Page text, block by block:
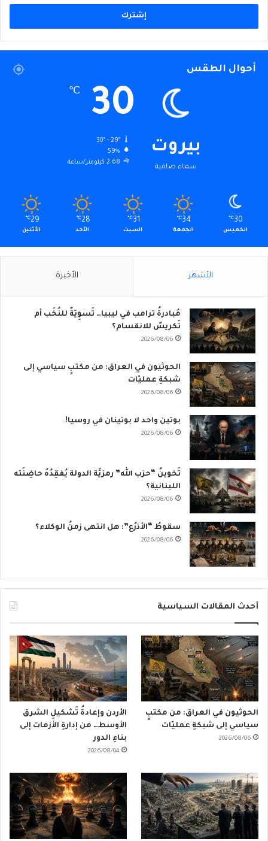
الإلكتروني
أحوال الطقس
بيروت
سماء صافية
30
℃
30º - 29º
59%
2.68 كيلومتر/ساعة
30
℃
الخميس
34
℃
الجمعة
31
℃
السبت
28
℃
الأحد
29
℃
الأثنين
الأشهر الأخيرة
مُبادرةُ ترامب في ليبيا… تَسوِيَةٌ للنُخَب أم
تَكريسٌ للانقسام؟
2026/08/06
الحوثيون في العراق: من مكتبٍ سياسي إلى
شبكةِ عمليّات
2026/08/06
بوتين واحد لا بوتينان في روسيا!
2026/08/06
تَخوينُ “حزب الله” رمزيَّة الدولة يُفقِدُهُ حاضِنَته
اللبنانية؟
2026/08/06
سقوطُ “الأذرُع”: هل انتهى زمنُ الوكلاء؟
2026/08/06
أحدث المقالات السياسية
الحوثيون في العراق: من مكتبٍ
سياسي إلى شبكةِ عمليّات
2026/08/06
الأردن وإعادةُ تَشكيلِ الشرق
الأوسط… من إدارةِ الأزمات إلى
بناءِ الدور
2026/08/04